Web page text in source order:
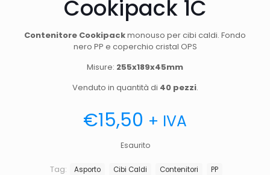
Cookipack 1C
Contenitore Cookipackmonouso per cibi caldi. Fondo
nero PP e coperchio cristal OPS
Misure: 255x189x45mm
Venduto in quantità di 40 pezzi.
€15,50 + IVA
Esaurito
Tag: Asporto Cibi Caldi Contenitori PP